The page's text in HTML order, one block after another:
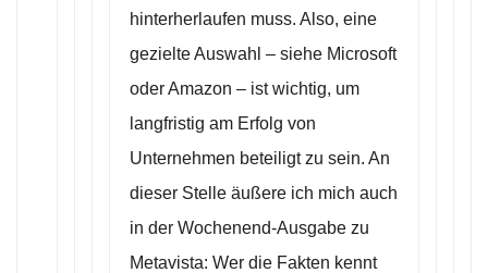
hinterherlaufen muss. Also, eine
gezielte Auswahl – siehe Microsoft
oder Amazon – ist wichtig, um
langfristig am Erfolg von
Unternehmen beteiligt zu sein. An
dieser Stelle äußere ich mich auch
in der Wochenend-Ausgabe zu
Metavista: Wer die Fakten kennt